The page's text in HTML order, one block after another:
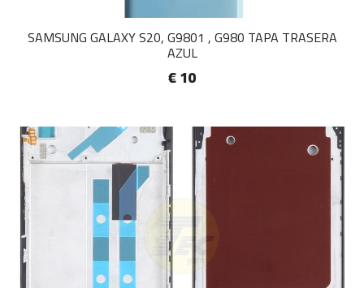
SAMSUNG GALAXY S20, G9801 , G980 TAPA TRASERA
AZUL
€ 10